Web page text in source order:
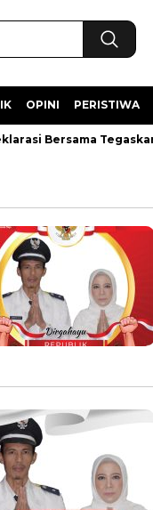
OPINI PERISTIWA
Bersama